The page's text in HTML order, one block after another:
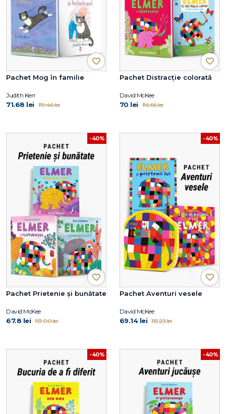
Pachet Mog în familie
Judith Kerr
71.68 lei 119.46 lei
Pachet Distracție colorată
David McKee
70 lei 116.66 lei
-40%
Pachet Prietenie și bunătate
David McKee
67.8 lei 113.00 lei
-40%
Pachet Aventuri vesele
David McKee
69.14 lei 115.23 lei
-40% -40%